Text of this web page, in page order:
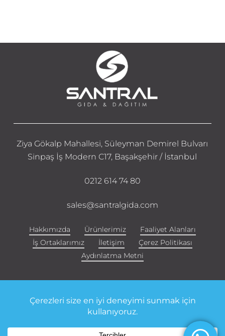
Ziya Gökalp Mahallesi, Süleyman Demirel Bulvarı
Sinpaş İş Modern C17, Başakşehir / İstanbul
0212 614 74 80
sales@santralgida.com
Hakkımızda Ürünlerimiz
Faaliyet Alanları
İş Ortaklarımız
İletişim
Çerez Politikası
Aydınlatma Metni